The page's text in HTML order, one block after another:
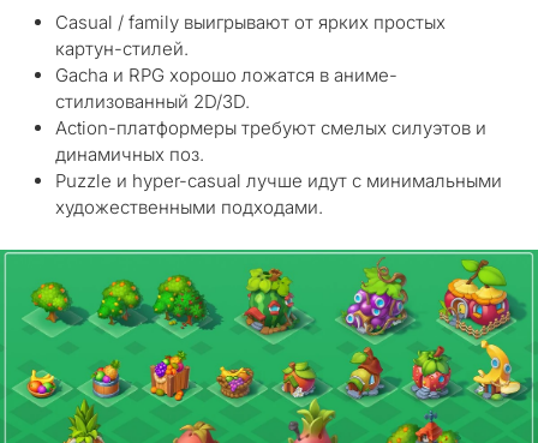
Casual / family выигрывают от ярких простых
картун-стилей.
Gacha и RPG хорошо ложатся в аниме-
стилизованный 2D/3D.
Action-платформеры требуют смелых силуэтов и
динамичных поз.
Puzzle и hyper-casual лучше идут с минимальными
художественными подходами.